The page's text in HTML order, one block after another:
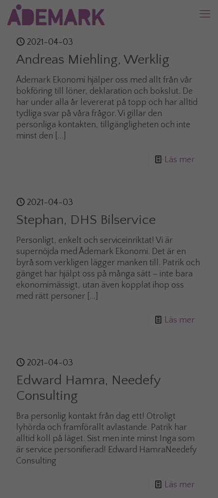
2021-04-03
Andreas Miehling, Werklig
Ådemark Ekonomi hjälper oss med allt från vår
bokföring till löner, deklaration och bokslut. De
har under alla år levererat på topp och har alltid
tydliga svar på våra frågor. Vi gillar den
personliga kontakten, tillgängligheten och inte
minst den […]
Läs mer
2021-04-03
Stephan, DHS Bilservice
Personligt, enkelt och serviceinriktat! Vi är
supernöjda med Ådemark Ekonomi. Det är en
byrå som verkligen lägger manken till. Patrik och
gänget har hjälpt oss på många sätt – inte bara
ekonomimässigt, utan även kopplat ihop oss
med rätt personer […]
Läs mer
2021-04-03
Edward Hamra, Needefy
Consulting
Bra personlig kontakt från dag ett! Otroligt
lyhörda och framförallt avlastande. Patrik har
alltid koll på läget. Sist men inte minst Inga som
är service personifierad! Edward HamraNeedefy
Consulting
Läs mer